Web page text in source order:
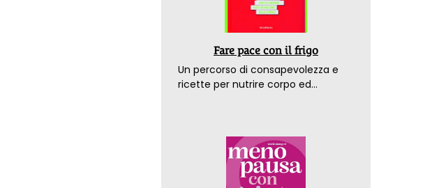
Fare pace con il frigo
Un percorso di consapevolezza e
ricette per nutrire corpo ed